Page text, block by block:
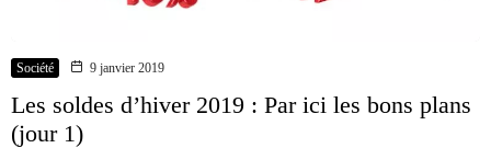
Société 9 janvier 2019
Les soldes d’hiver 2019 : Par ici les bons plans
(jour 1)